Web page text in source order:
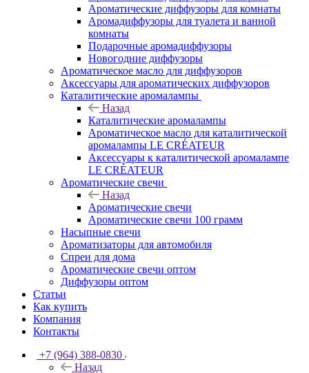
Ароматические диффузоры для комнаты
Аромадиффузоры для туалета и ванной
комнаты
Подарочные аромадиффузоры
Новогодние диффузоры
Ароматическое масло для диффузоров
Аксессуары для ароматических диффузоров
Каталитические аромалампы
Назад
Каталитические аромалампы
Ароматическое масло для каталитической
аромалампы LE CRÉATEUR
Аксессуары к каталитической аромалампе
LE CRÉATEUR
Ароматические свечи
Назад
Ароматические свечи
Ароматические свечи 100 грамм
Насыпные свечи
Ароматизаторы для автомобиля
Спреи для дома
Ароматические свечи оптом
Диффузоры оптом
Статьи
Как купить
Компания
Контакты
+7 (964) 388-0830
Назад